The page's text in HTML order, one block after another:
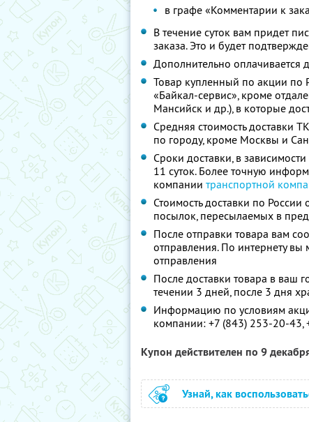
в графе «Комментарии к
В течение суток вам придет
заказа. Это и будет
Дополнительно оплачивается
Товар купленный по акции по
«Байкал-сервис», кроме
Мансийск и др.), в которые
Средняя стоимость доставки
по городу, кроме Москвы и
Сроки доставки, в
11 суток. Более точную
компании транспортной
Стоимость доставки по
посылок, пересылаемых в
После отправки товара вам
отправления. По интернету вы
отправления
После доставки товара в ваш
течении 3 дней, после 3 дня
Информацию по условиям
компании: +7 (843) 253-20-43,
Купон действителен по 9
Узнай, как